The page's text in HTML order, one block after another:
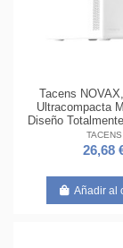
Tacens
Ultracompacta
Diseño
TACENS
26,68
Añadir al